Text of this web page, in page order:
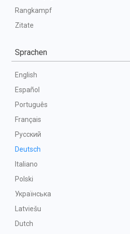
Rangkampf
Zitate
Sprachen
English
Español
Português
Français
Русский
Deutsch
Italiano
Polski
Українська
Latviešu
Dutch